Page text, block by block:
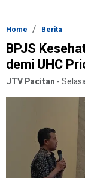
Home Berita
BPJS
demi UHC
JTV Pacitan -